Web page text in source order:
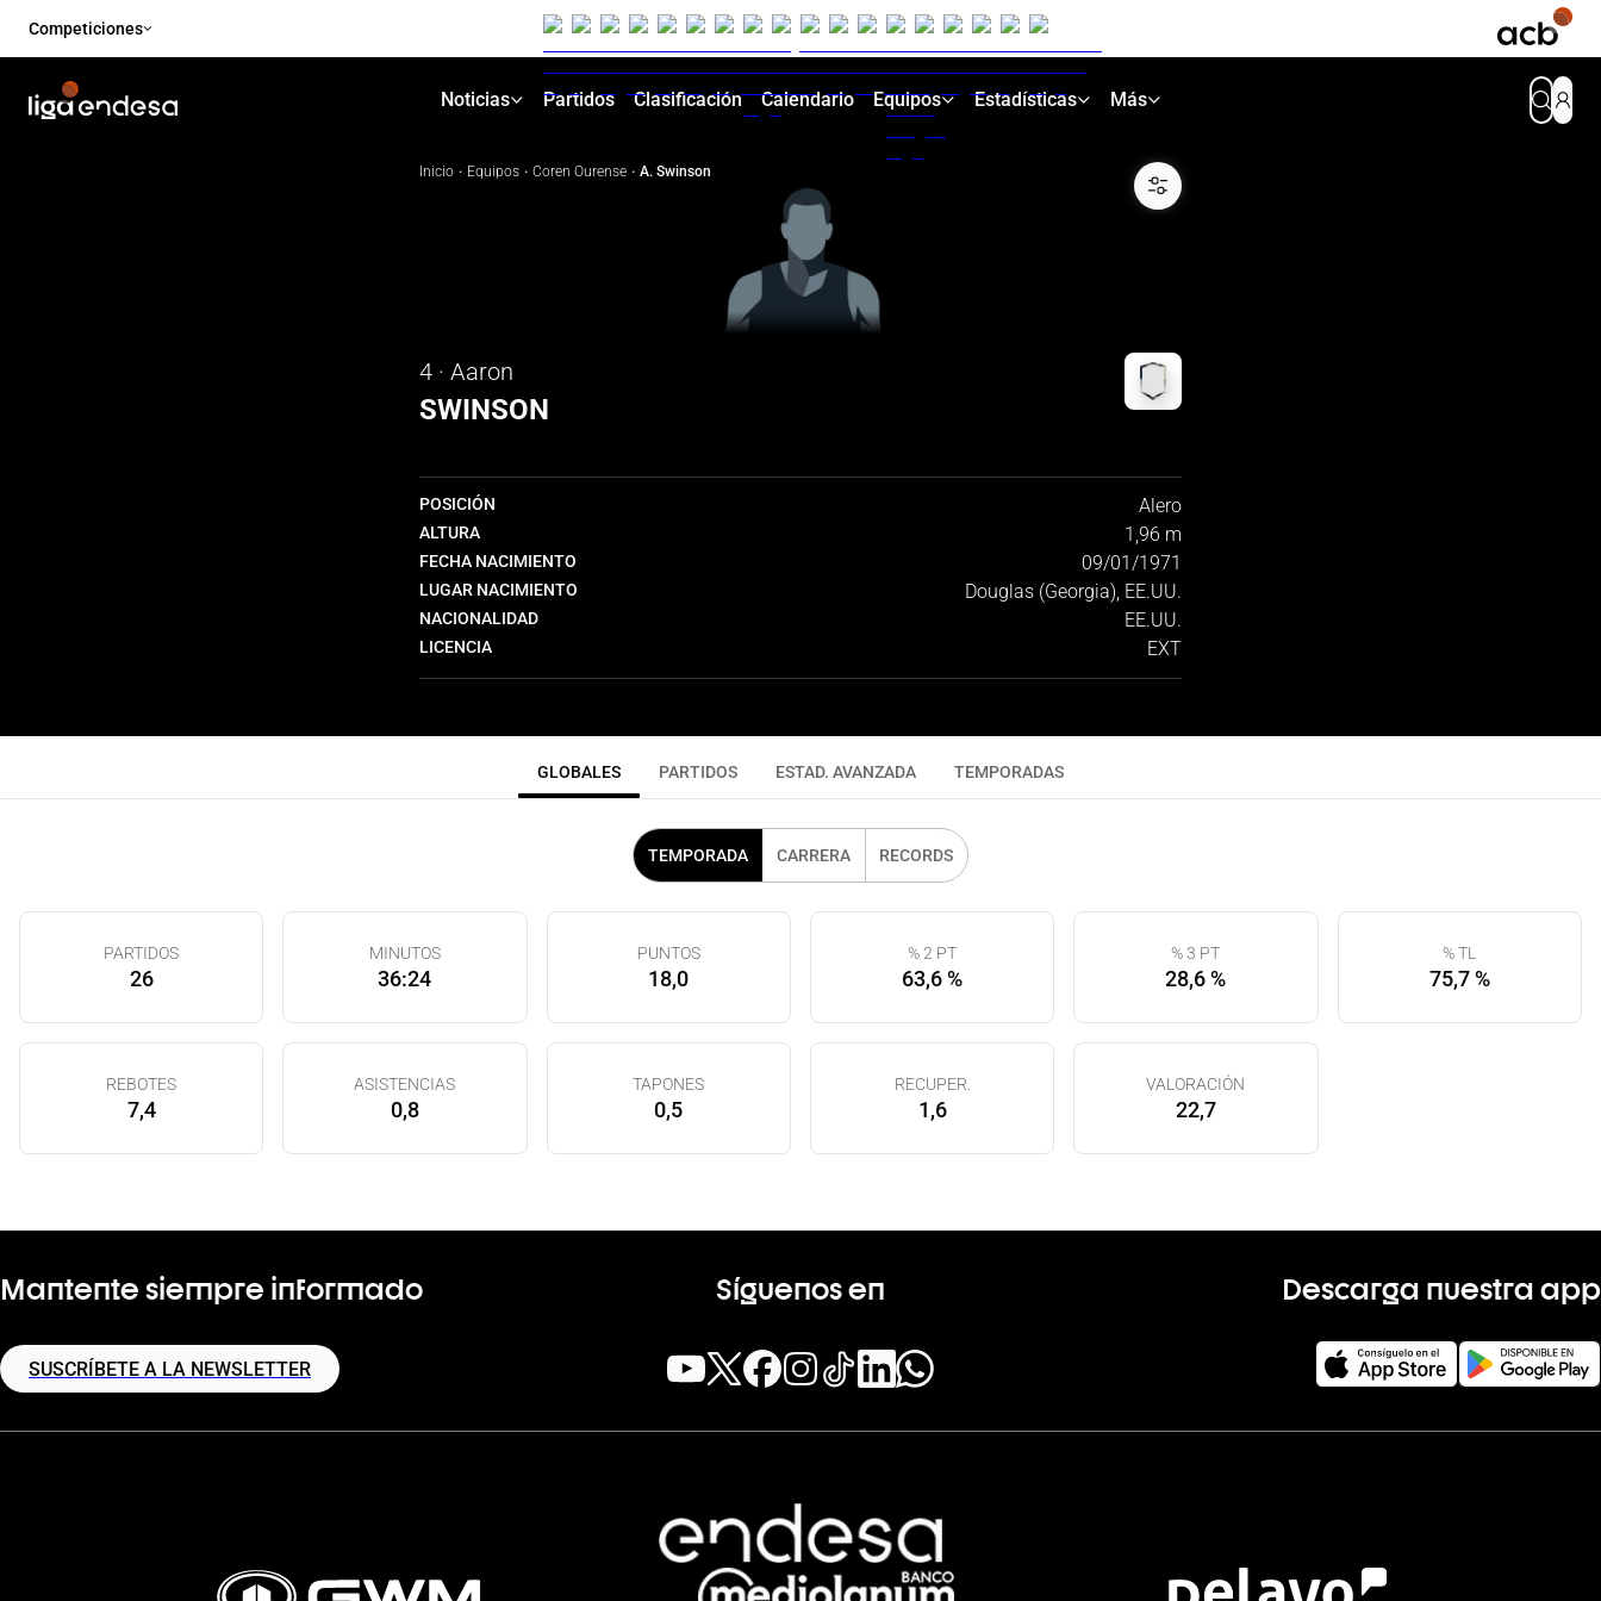
Competiciones
Noticias Partidos Clasificación Calendario Equipos Estadísticas Más
Inicio · Equipos · Coren Ourense · A. Swinson
4 · Aaron
SWINSON
POSICIÓN Alero
ALTURA 1,96 m
FECHA NACIMIENTO 09/01/1971
LUGAR NACIMIENTO Douglas (Georgia), EE.UU.
NACIONALIDAD EE.UU.
LICENCIA EXT
GLOBALES PARTIDOS ESTAD. AVANZADA TEMPORADAS
TEMPORADA CARRERA RECORDS
PARTIDOS
26
MINUTOS
36:24
PUNTOS
18,0
% 2 PT
63,6 %
% 3 PT
28,6 %
% TL
75,7 %
REBOTES
7,4
ASISTENCIAS
0,8
TAPONES
0,5
RECUPER.
1,6
VALORACIÓN
22,7
Mantente siempre informado
SUSCRÍBETE A LA NEWSLETTER
Síguenos en Descarga nuestra app